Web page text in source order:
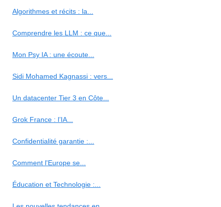
Algorithmes et récits : la...
Comprendre les LLM : ce que...
Mon Psy IA : une écoute...
Sidi Mohamed Kagnassi : vers...
Un datacenter Tier 3 en Côte...
Grok France : l’IA...
Confidentialité garantie :...
Comment l'Europe se...
Éducation et Technologie :...